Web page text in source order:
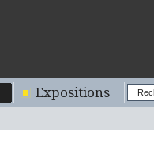
Expositions